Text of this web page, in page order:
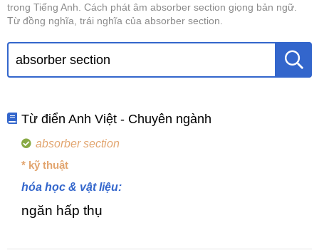
trong Tiếng Anh. Cách phát âm absorber section giọng bản ngữ.
Từ đồng nghĩa, trái nghĩa của absorber section.
Từ điển Anh Việt - Chuyên ngành
absorber section
* kỹ thuật
hóa học & vật liệu:
ngăn hấp thụ